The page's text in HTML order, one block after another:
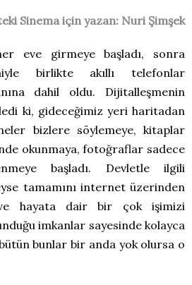
Sinema için yazan: Nuri Şimşek
eve girmeye başladı, sonra
birlikte akıllı telefonlar
dahil oldu. Dijitalleşmenin
ki, gideceğimiz yeri haritadan
bizlere söylemeye, kitaplar
okunmaya, fotoğraflar sadece
başladı. Devletle ilgili
tamamını internet üzerinden
ve hayata dair bir çok işimizi
imkanlar sayesinde kolayca
bunlar bir anda yok olursa o